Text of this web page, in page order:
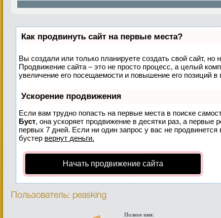
Как продвинуть сайт на первые места?
Вы создали или только планируете создать свой сайт, но
Продвижение сайта – это не просто процесс, а целый
увеличение его посещаемости и повышение его позиций в
Ускорение продвижения
Если вам трудно попасть на первые места в поиске
Буст, она ускоряет продвижение в десятки раз, а первые
первых 7 дней. Если ни один запрос у вас не
бустер вернут деньги.
Начать продвижение сайта
Пользователь: peasking
Полное имя: